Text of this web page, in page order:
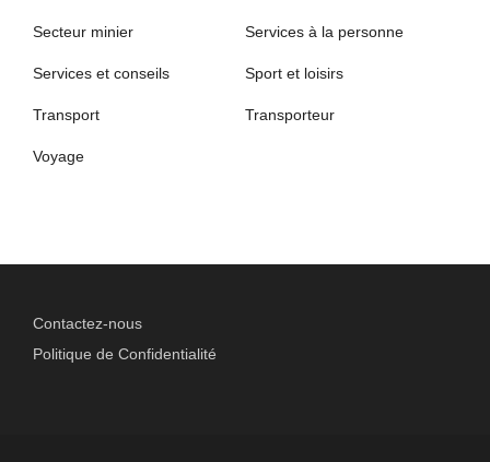
Secteur minier Services à la personne
Services et conseils Sport et loisirs
Transport Transporteur
Voyage
Contactez-nous
Politique de Confidentialité